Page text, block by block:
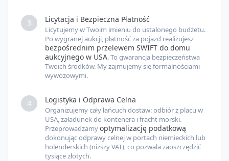
3 Licytacja i Bezpieczna Płatność
Licytujemy w Twoim imieniu do ustalonego budżetu.
Po wygranej aukcji, płatność za pojazd realizujesz
bezpośrednim przelewem SWIFT do domu
aukcyjnego w USA. To gwarancja bezpieczeństwa
Twoich środków. My zajmujemy się formalnościami
wywozowymi.
4 Logistyka i Odprawa Celna
Organizujemy cały łańcuch dostaw: odbiór z placu w
USA, załadunek do kontenera i fracht morski.
Przeprowadzamyoptymalizację podatkową
dokonując odprawy celnej w portach niemieckich lub
holenderskich (niższy VAT), co pozwala zaoszczędzić
tysiące złotych.